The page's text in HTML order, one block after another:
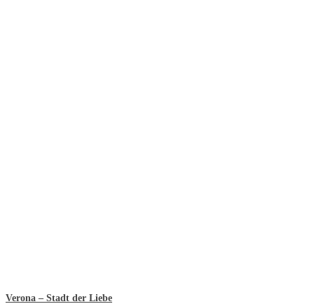
Verona – Stadt der Liebe